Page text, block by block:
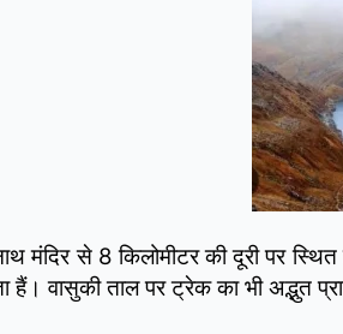
मंदिर से 8 किलोमीटर की दूरी पर
हैं। वासुकी ताल पर ट्रेक का भी अद्भुत